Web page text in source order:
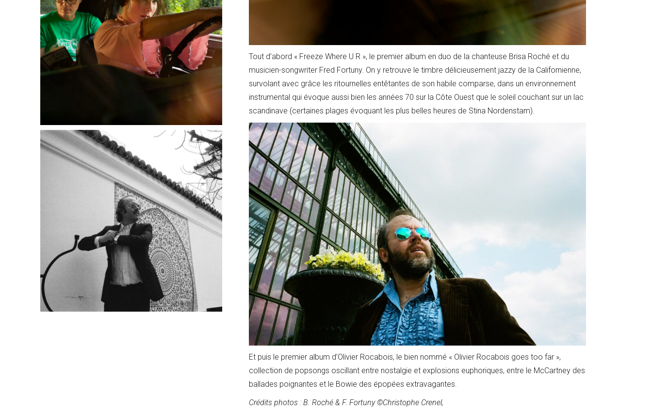
Tout d’abord « Freeze Where U R », le premier album en duo de la chanteuse Brisa Roché et du
musicien-songwriter Fred Fortuny. On y retrouve le timbre délicieusement jazzy de la Californienne,
survolant avec grâce les ritournelles entêtantes de son habile comparse, dans un environnement
instrumental qui évoque aussi bien les années 70 sur la Côte Ouest que le soleil couchant sur un lac
scandinave (certaines plages évoquant les plus belles heures de Stina Nordenstam).
Et puis le premier album d’Olivier Rocabois, le bien nommé « Olivier Rocabois goes too far »,
collection de popsongs oscillant entre nostalgie et explosions euphoriques, entre le McCartney des
ballades poignantes et le Bowie des épopées extravagantes.
Crédits photos : B. Roché & F. Fortuny ©Christophe Crenel,